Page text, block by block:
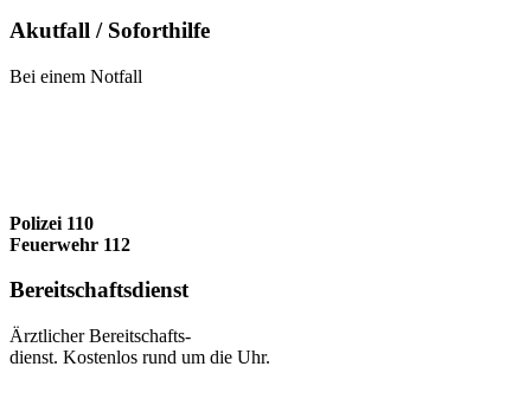
Akutfall / Soforthilfe
Bei einem Notfall
Polizei 110
Feuerwehr 112
Bereitschafts­dienst
Ärztlicher Bereitschafts-
dienst. Kostenlos rund um die Uhr.